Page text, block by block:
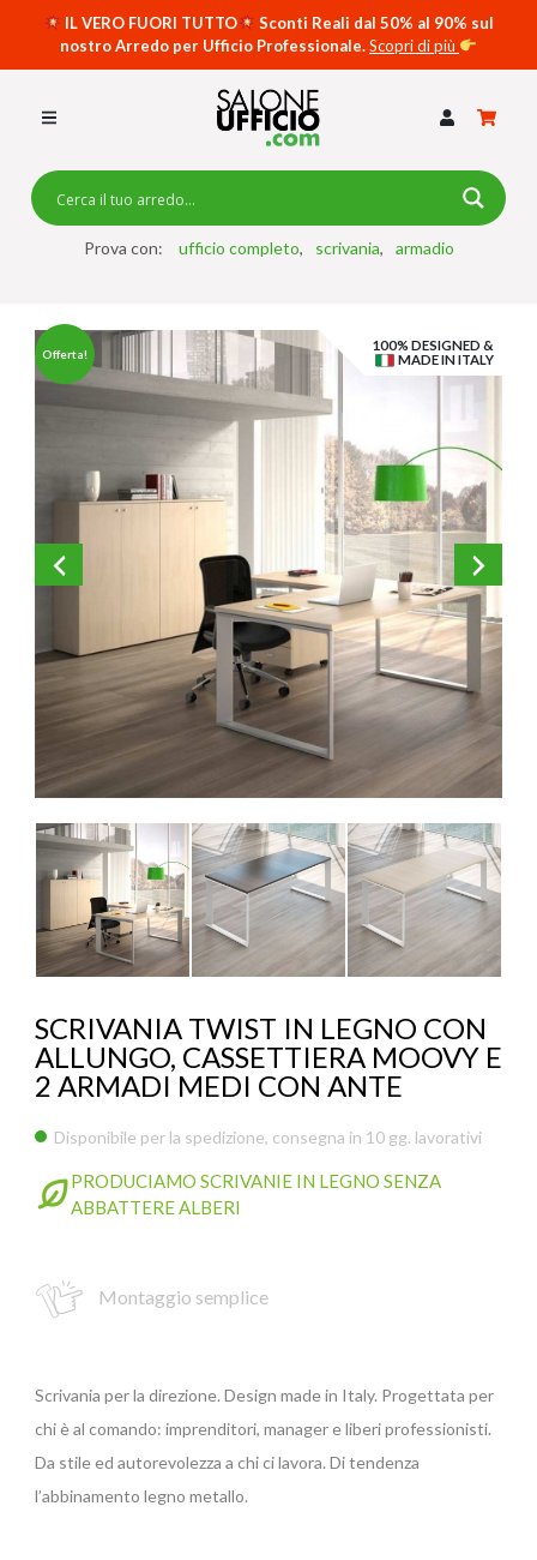
IL VERO FUORI TUTTO
Sconti Reali dal 50% al 90% sul
nostro Arredo per Ufficio Professionale.Scopri di più
Prova con: ufficio completo scrivania armadio
SWING 7020 –
KOROS –
SCRIVANIE SPECIAL DESK
CASSETTIERE
ARMADI
ACCESSORI
Offerta!
100% DESIGNED &
MADE IN ITALY
SCRIVANIA TWIST IN LEGNO CON
ALLUNGO, CASSETTIERA MOOVY E
2 ARMADI MEDI CON ANTE
Disponibile per la spedizione, consegna in 10 gg. lavorativi
PRODUCIAMO SCRIVANIE IN LEGNO SENZA
ABBATTERE ALBERI
Montaggio semplice
Scrivania per la direzione. Design made in Italy. Progettata per
chi è al comando: imprenditori, manager e liberi professionisti.
Da stile ed autorevolezza a chi ci lavora. Di tendenza
l’abbinamento legno metallo.